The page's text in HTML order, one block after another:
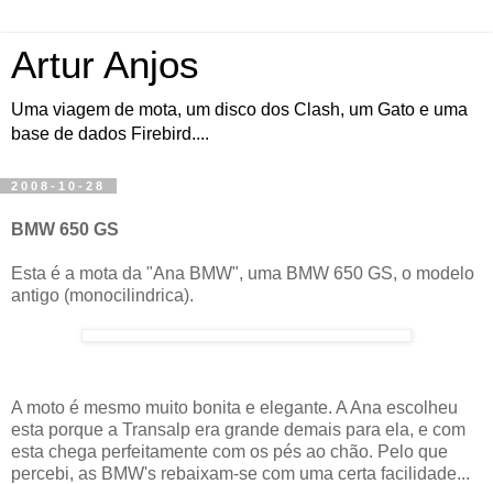
Artur Anjos
Uma viagem de mota, um disco dos Clash, um Gato e uma
base de dados Firebird....
2008-10-28
BMW 650 GS
Esta é a mota da "Ana BMW", uma BMW 650 GS, o modelo
antigo (monocilindrica).
A moto é mesmo muito bonita e elegante. A Ana escolheu
esta porque a Transalp era grande demais para ela, e com
esta chega perfeitamente com os pés ao chão. Pelo que
percebi, as BMW's rebaixam-se com uma certa facilidade...